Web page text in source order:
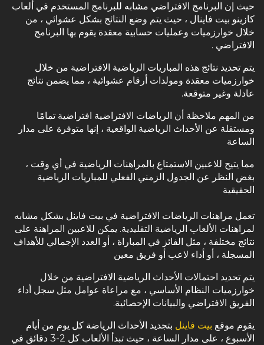
حيث إن البرنامج الافتراضي مشابه للبرنامج المستخدم في ألعاب
كازينو بيت فاينال ، حيث يتم وضع النتائج بشكل عشوائي ، من
خلال خوارزميات وعمليات حسابية معقدة يقوم بها البرنامج
الافتراضي .
يتم تحديد نتائج هذه المباريات الرياضية الافتراضية من خلال
خوارزميات معقدة ومولدات أرقام عشوائية ، مما يضمن نتائج
عادلة وغير متوقعة.
من المهم ملاحظة أن الرياضات الافتراضية افتراضية تمامًا
ومستقلة عن الأحداث الرياضية الواقعية ، إنها متوفرة على مدار
الساعة
مما يتيح للاعبين الاستمتاع بالمراهنات الرياضية في أي وقت ،
بغض النظر عن الجدول الزمني الفعلي للمباريات الرياضية
الحقيقية
تعمل مراهنات الرياضات الافتراضية في بيت فاينل بشكل مشابه
لمراهنات الألعاب الرياضية التقليدية. يمكن للاعبين المراهنة على
نتائج مختلفة ، مثل الفائز في المباراة ، أو العدد الإجمالي للأهداف
المسجلة ، أو أداء لاعب أو فريق معين
يتم تحديد احتمالات الأحداث الرياضية الافتراضية من خلال
خوارزميات النظام الأساسي ، مع مراعاة عوامل مثل سجل أداء
الفريق الافتراضي والبيانات الإحصائية.
يقوم موقع بيت فاينل بتجديد الأحداث الرياضة كل يوم من أيام
الأسبوع ، على مدار الساعة ، حيث تبدأ الألعاب كل 2-3 دقائق في